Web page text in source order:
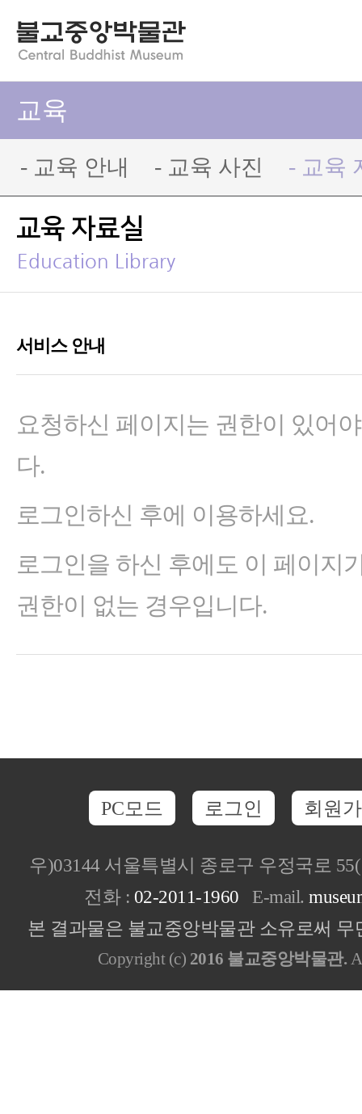
교육
- 교육 안내 - 교육 사진 - 교육
교육 자료실
Education Library
서비스 안내
요청하신 페이지는 권한이 있어
다.
로그인하신 후에 이용하세요.
로그인을 하신 후에도 이 페이지
권한이 없는 경우입니다.
PC모드 로그인 회원
우)03144 서울특별시 종로구 우정국로
전화 : 02-2011-1960 E-mail.
본 결과물은 불교중앙박물관 소유로써
Copyright (c) 2016 불교중앙박물관.